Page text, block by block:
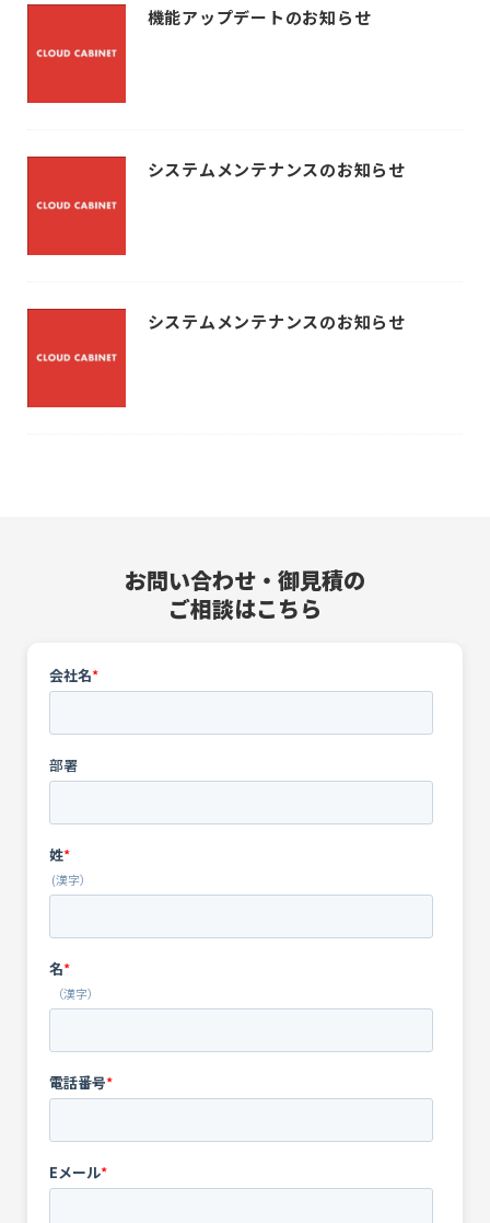
機能アップデートのお知らせ
システムメンテナンスのお知らせ
システムメンテナンスのお知らせ
お問い合わせ・御見積の
ご相談はこちら